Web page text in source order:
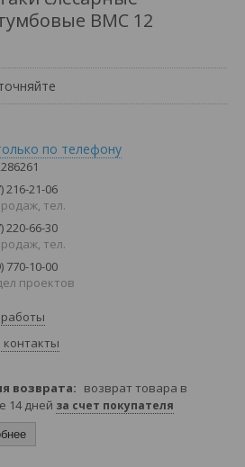
ВМС 12
по телефону
216-21-06
тел.
220-66-30
тел.
770-10-00
проектов
контакты
возврат товара в
14 дней за счет покупателя